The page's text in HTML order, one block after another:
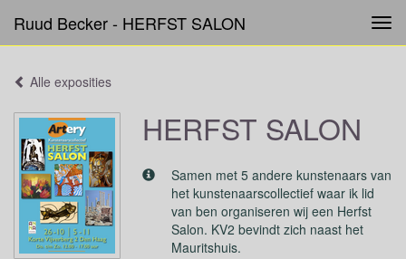
Ruud Becker - HERFST SALON
Alle exposities
HERFST SALON
Samen met 5 andere kunstenaars van
het kunstenaarscollectief waar ik lid
van ben organiseren wij een Herfst
Salon. KV2 bevindt zich naast het
Mauritshuis.